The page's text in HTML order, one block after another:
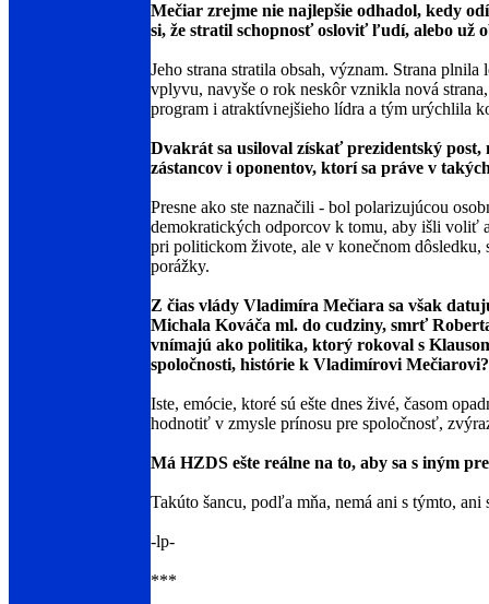
Mečiar zrejme nie najlepšie odhadol, kedy
si, že stratil schopnosť osloviť ľudí, alebo už
Jeho strana stratila obsah, význam. Strana
vplyvu, navyše o rok neskôr vznikla nová
program i atraktívnejšieho lídra a tým urýchlila
Dvakrát sa usiloval získať prezidentský
zástancov i oponentov, ktorí sa práve v
Presne ako ste naznačili - bol polarizujúcou
demokratických odporcov k tomu, aby išli voliť
pri politickom živote, ale v konečnom
porážky.
Z čias vlády Vladimíra Mečiara sa však
Michala Kováča ml. do cudziny, smrť
vnímajú ako politika, ktorý rokoval s
spoločnosti, histórie k Vladimírovi Mečiarovi?
Iste, emócie, ktoré sú ešte dnes živé, časom
hodnotiť v zmysle prínosu pre spoločnosť,
Má HZDS ešte reálne na to, aby sa s iným
Takúto šancu, podľa mňa, nemá ani s týmto,
-lp-
***